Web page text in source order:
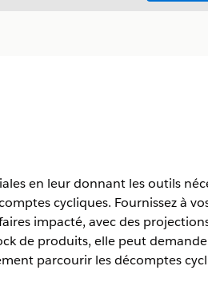
en leur donnant les outils
cycliques. Fournissez à
impacté, avec des
de produits, elle peut
parcourir les décomptes